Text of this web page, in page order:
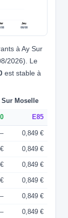
08
Jeu
06/08
à Ay Sur
2026). Le
est stable à
Moselle
E85
0,849 €
0,849 €
0,849 €
0,849 €
0,849 €
0,849 €